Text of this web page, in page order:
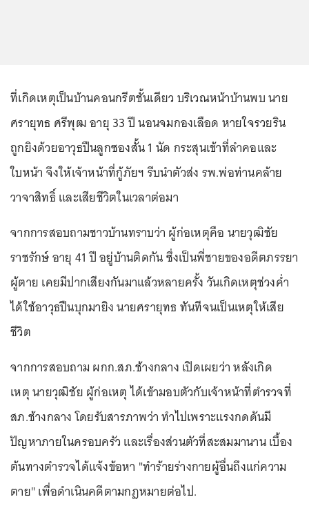
ที่เกิดเหตุเป็นบ้านคอนกรีตชั้นเดียว บริเวณหน้าบ้านพบ นาย
ศรายุทธ ศรีพุฒ อายุ 33 ปี นอนจมกองเลือด หายใจรวยริน
ถูกยิงด้วยอาวุธปืนลูกซองสั้น 1 นัด กระสุนเข้าที่ลำคอและ
ใบหน้า จึงให้เจ้าหน้าที่กู้ภัยฯ รีบนำตัวส่ง รพ.พ่อท่านคล้าย
วาจาสิทธิ์ และเสียชีวิตในเวลาต่อมา
จากการสอบถามชาวบ้านทราบว่า ผู้ก่อเหตุคือ นายวุฒิชัย
ราชรักษ์ อายุ 41 ปี อยู่บ้านติดกัน ซึ่งเป็นพี่ชายของอดีตภรรยา
ผู้ตาย เคยมีปากเสียงกันมาแล้วหลายครั้ง วันเกิดเหตุช่วงค่ำ
ได้ใช้อาวุธปืนบุกมายิง นายศรายุทธ ทันทีจนเป็นเหตุให้เสีย
ชีวิต
จากการสอบถาม ผกก.สภ.ช้างกลาง เปิดเผยว่า หลังเกิด
เหตุ นายวุฒิชัย ผู้ก่อเหตุ ได้เข้ามอบตัวกับเจ้าหน้าที่ตำรวจที่
สภ.ช้างกลาง โดยรับสารภาพว่า ทำไปเพราะแรงกดดันมี
ปัญหาภายในครอบครัว และเรื่องส่วนตัวที่สะสมมานาน เบื้อง
ต้นทางตำรวจได้แจ้งข้อหา "ทำร้ายร่างกายผู้อื่นถึงแก่ความ
ตาย" เพื่อดำเนินคดีตามกฎหมายต่อไป.